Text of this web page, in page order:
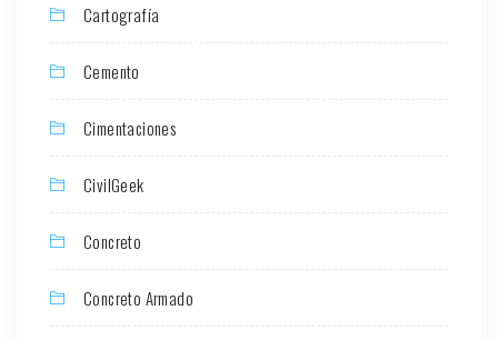
Cartografía
Cemento
Cimentaciones
CivilGeek
Concreto
Concreto Armado